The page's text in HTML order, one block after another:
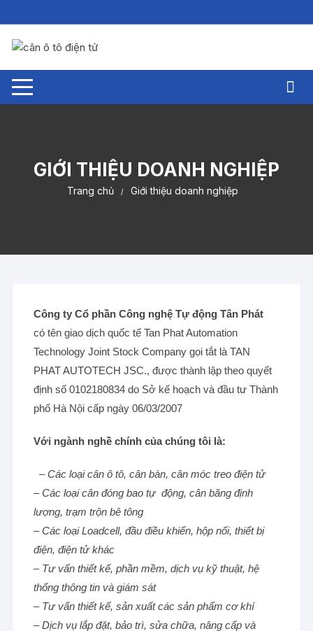
tới
nội
GIỚI THIỆU DOANH NGHIỆP
Trang chủ Giới thiệu doanh nghiệp
Công ty Cổ phần Công nghệ Tự động Tân Phát
có tên giao dịch quốc tế Tan Phat Automation
Technology Joint Stock Company gọi tắt là TAN
PHAT AUTOTECH JSC., được thành lập theo quyết
định số 0102180834 do Sở kế hoạch và đầu tư Thành
phố Hà Nội cấp ngày 06/03/2007
Với ngành nghề chính của chúng tôi là:
– Các loại cân ô tô, cân bàn, cân móc treo điện tử
– Các loại cân đóng bao tự động, cân băng định
lượng, trạm trộn bê tông
– Các loại Loadcell, đầu điều khiển, hộp nối, thiết bị
điện, điện tử khác
– Tư vấn thiết kế, phần mềm, dịch vụ kỹ thuật, hệ
thống thông tin và giám sát
– Tư vấn thiết kế, sản xuất các sản phẩm cơ khí
– Dịch vụ lắp đặt, bảo trì, sửa chữa, nâng cấp và